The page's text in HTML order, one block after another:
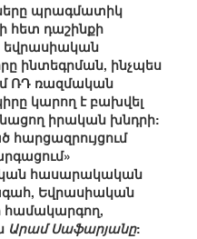
պրագմատիկ
հետ դաշինքի
եվրասիական
ինտեգրման, ինչպես
ՌԴ ռազմական
կարող է բախվել
իրական խնդրի:
հարցազրույցում
հասարակական
Եվրասիական
Արամ Սաֆարյանը: